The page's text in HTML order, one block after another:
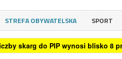
STREFA OBYWATELSKA SPORT
przy podejmowaniu decyzji